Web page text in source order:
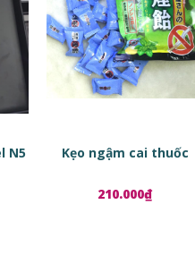
N5 Kẹo ngậm cai thuốc
210.000₫